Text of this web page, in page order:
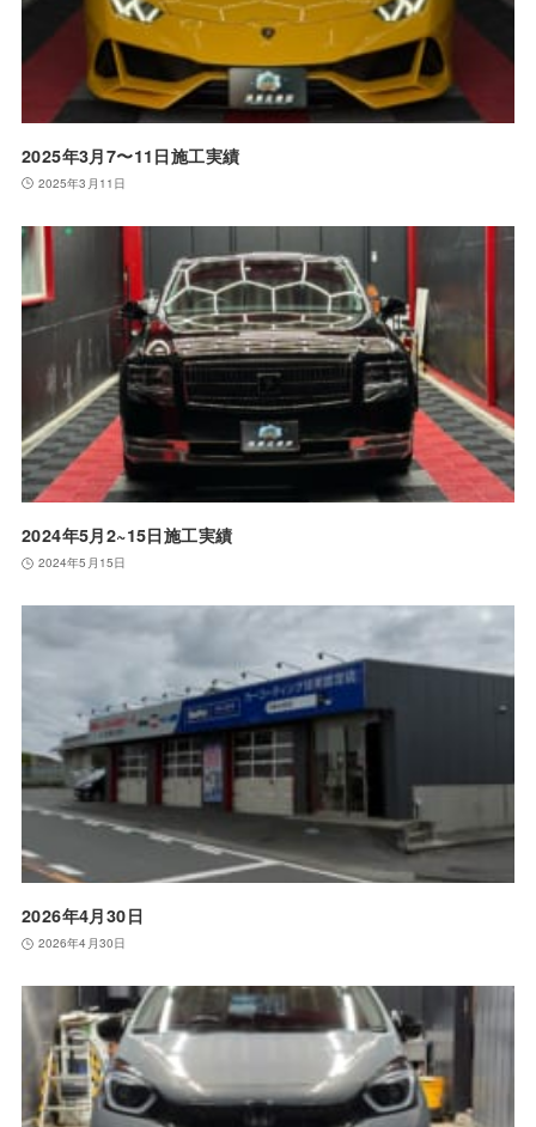
2025年3月7〜11日施工実績
2025年3月11日
2024年5月2~15日施工実績
2024年5月15日
2026年4月30日
2026年4月30日